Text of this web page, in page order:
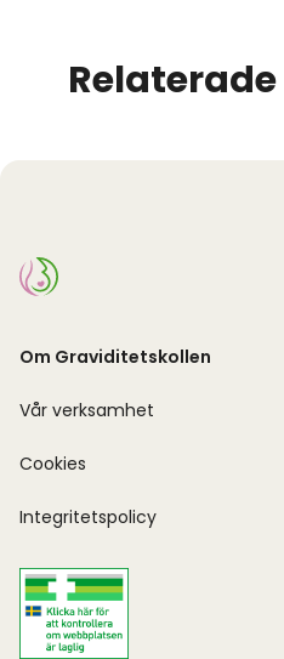
Om Graviditetskollen
Vår verksamhet
Cookies
Integritetspolicy